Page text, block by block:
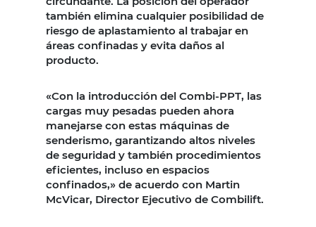
también elimina cualquier posibilidad de
riesgo de aplastamiento al trabajar en
áreas confinadas y evita daños al
producto.
«Con la introducción del Combi-PPT, las
cargas muy pesadas pueden ahora
manejarse con estas máquinas de
senderismo, garantizando altos niveles
de seguridad y también procedimientos
eficientes, incluso en espacios
confinados,» de acuerdo con Martin
McVicar, Director Ejecutivo de Combilift.